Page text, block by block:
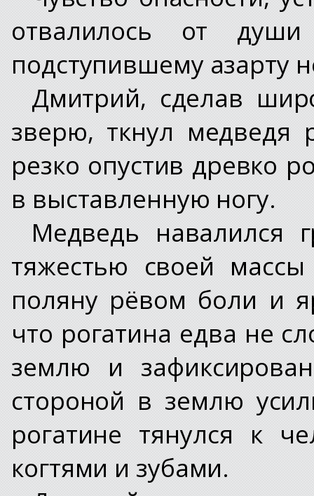
отвалилось от
подступившему азарту
Дмитрий, сделав
зверю, ткнул медведя
резко опустив древко
в выставленную ногу.
Медведь навалился
тяжестью своей
поляну рёвом боли и
что рогатина едва не
землю и
стороной в землю
рогатине тянулся к
когтями и зубами.